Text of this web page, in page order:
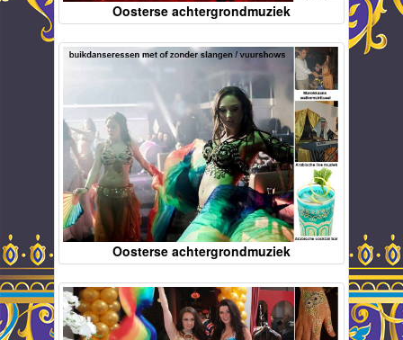
Oosterse achtergrondmuziek
Oosterse achtergrondmuziek